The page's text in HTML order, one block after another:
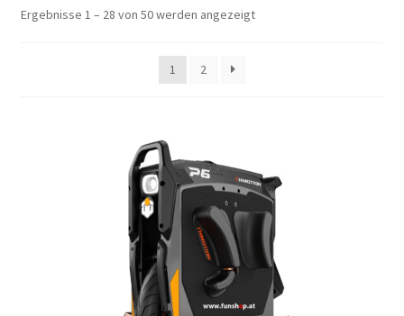
Impressum
Zum Onlineshop in der Web Version
Ergebnisse 1 – 28 von 50 werden angezeigt
1 2